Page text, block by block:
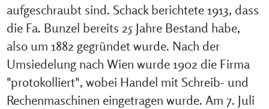
aufgeschraubt sind. Schack berichtete 1913, dass
die Fa. Bunzel bereits 25 Jahre Bestand habe,
also um 1882 gegründet wurde. Nach der
Umsiedelung nach Wien wurde 1902 die Firma
"protokolliert", wobei Handel mit Schreib- und
Rechenmaschinen eingetragen wurde. Am 7. Juli